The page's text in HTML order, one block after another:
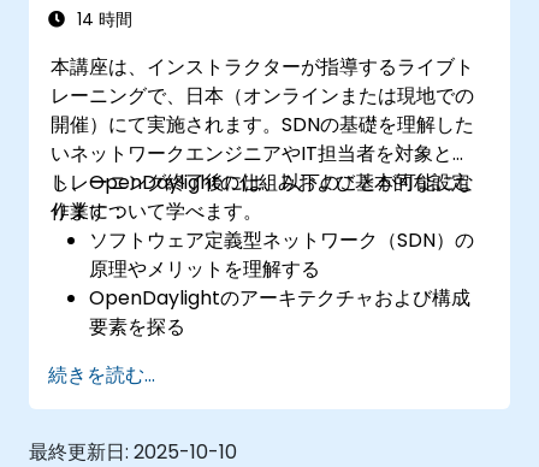
14 時間
本講座は、インストラクターが指導するライブト
レーニングで、日本（オンラインまたは現地での
開催）にて実施されます。SDNの基礎を理解した
いネットワークエンジニアやIT担当者を対象と
し、OpenDaylightの仕組みおよび基本的な設定
作業について学べます。
トレーニング終了後には、以下のことが可能にな
ります：
ソフトウェア定義型ネットワーク（SDN）の
原理やメリットを理解する
OpenDaylightのアーキテクチャおよび構成
要素を探る
ール・設定する
ネットワーク機器とOpenDaylightを連携さ
せる
続きを読む...
最終更新日: 2025-10-10